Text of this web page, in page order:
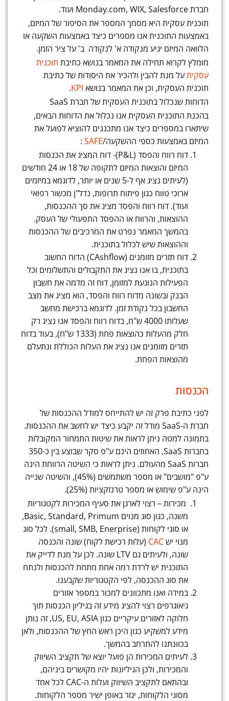
חברת Monday.com, WIX, Salesforce ועוד.
תוכנית עסקית היא מסמך המספר את הסיפור של המיזם,
באמצעות התוכנית אנו מספרים כיצד באמצעות השקעה או
הלוואה המיזם יגיע מנקודה א' לנקודה ב' על ציר הזמן.
מומלץ לקרוא תחילה את המאמר בנושא כתיבת תוכנית
עסקיתעל מנת להבין ולהכיר את היסודות של כתיבת
תוכנית העסקית, וכן את המאמר בנושא KPI
.
הדוחות שנכלול בתוכנית העסקית של חברת SaaS
בהכנת התוכנית העסקית אנו נכלול את הדוחות הבאים,
שיתארו במספרים כיצד אנו מתכננים להוציא לפועל את
המיזם באמצעות כספי ההשקעה/SAFE
:
דוח רווח והפסד (P&L)- דוח המציג את הכנסות
המיזם והוצאות המיזם לתקופה של 18 או 24 חודשים
(לעיתים נציג אף ל-5 שנים או יותר, לדוגמא במיזמים
ארוכי טווח כגון פיתוח תרופות, נדל"ן מכשור רפואי
ועוד). דוח רווח והפסד מציג את סך ההכנסות,
ההוצאות, והרווח או ההפסד התפעולי של העסק.
בהמשך המאמר נפרט את המרכיבים של ההכנסות
וההוצאות שיש לכלול בתוכנית.
דוח תזרים מזומנים (CAshflow) הדוח החשוב
בתוכנית, בו אנו נציג את התקבולים והתשלומים וכל
הפעילות הנוגעת למזומן, דוח זה מדמה את חשבון
הבנק ובשונה מדוח רווח והפסד, הוא מציג את מצב
החשבון בכל נקודת זמן. לדוגמא ברכישת מחשב
שעלותו 4000 ש"ח, בדוח רווח והפסד אנו נציג רק
חלק מהעלות כהוצאות פחת (1333 ש"ח), בעוד בדוח
תזרים מזומנים אנו נציג את העלות הכוללת ונתעלם
מהוצאות הפחת.
הכנסות
לפני כתיבת פרק זה יש להתייחס למודל ההכנסות של
חברת ה-SaaS מודל זה יקבע כיצד יש לחשב את ההכנסות.
בתמונה למטה ניתן לראות את שיטות התמחור המקובלות
בחברות SaaS, האחוזים הינם ע"פ סקר שבוצע בין כ-350
חברות SaaS מהעולם. ניתן לראות כי השיטה הרווחת הינה
ע"פ "מושבים" או מספר משתמשים (45%), והשיטה שנייה
הינה ע"פ שימוש או מספר טרנזקציות (25%).
מכירות – רצוי לארגן את סעיף המכירות לקטגוריות
משנה, כגון סוג מנוים Basic, Standard, Primum,
או סוגי לקוחות (small, SMB, Enerprise). לכל סוג
מנוי ישCAC (עלות רכישת לקוח) שונה והכנסה
שונה, ולעיתים גם LTV שונה. לכן על מנת לדייק את
התוכנית יש לרדת רמה אחת מתחת להכנסות ולנתח
את סוג ההכנסה, לפי הקטגוריות שקבענו.
במידה ואנו מתכוונים למכור במספר אזורים
גיאוגרפים רצוי להציג מידע זה בגיליון הכנסות תוך
חלוקה לאזורים עיקריים כגון US, EU, ASIA, זה נותן
מידע למשקיע כגון היכן ראש החץ של ההכנסות, ולאן
בכוונתנו להתרחב בהמשך.
לעיתים המכירות הן פועל יוצא של תקציב השיווק
והמכירות, ולכן הגיליונות יהיו מקושרים ביניהם,
ובהתאם לתקציב השיווק ועלות ה-CAC לכל אחד
מסוגי הלקוחות, יגזר באופן ישיר מספר הלקוחות.